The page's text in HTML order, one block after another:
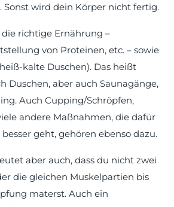
Sonst wird dein Körper nicht fertig.
richtige Ernährung –
von Proteinen, etc. – sowie
kalte Duschen). Das heißt
Duschen, aber auch Saunagänge,
Auch Cupping/Schröpfen,
andere Maßnahmen, die dafür
besser geht, gehören ebenso dazu.
aber auch, dass du nicht zwei
die gleichen Muskelpartien bis
materst. Auch ein